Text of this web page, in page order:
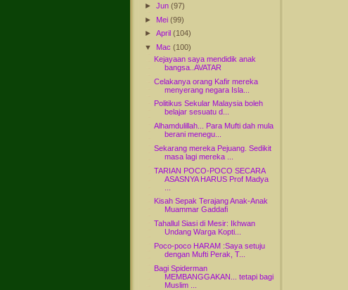
►Jun(97)
► Mei(99)
►April(104)
▼
Mac(100)
Kejayaan saya mendidik anak
bangsa..AVATAR
Celakanya orang Kafir mereka
menyerang negara Isla...
Politikus Sekular Malaysia boleh
belajar sesuatu d...
Alhamdulillah... Para Mufti dah mula
berani menegu...
Sekarang mereka Pejuang. Sedikit
masa lagi mereka ...
TARIAN POCO-POCO SECARA
ASASNYA HARUS Prof Madya
Kisah Sepak Terajang Anak-Anak
Muammar Gaddafi
Tahallul Siasi di Mesir: Ikhwan
Undang Warga Kopti...
Poco-poco HARAM :Saya setuju
dengan Mufti Perak, T...
Bagi Spiderman
MEMBANGGAKAN... tetapi bagi
Muslim ...